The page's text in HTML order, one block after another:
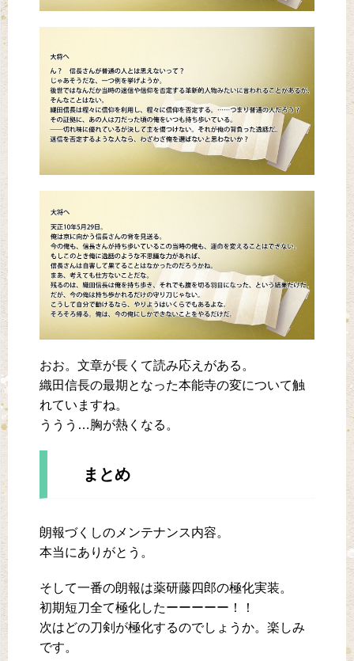
おお。文章が長くて読み応えがある。
織田信長の最期となった本能寺の変について触
れていますね。
ううう…胸が熱くなる。
まとめ
朗報づくしのメンテナンス内容。
本当にありがとう。
そして一番の朗報は薬研藤四郎の極化実装。
初期短刀全て極化したーーーーー！！
次はどの刀剣が極化するのでしょうか。楽しみ
です。